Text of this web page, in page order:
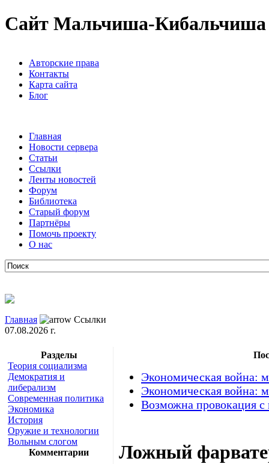
Сайт Мальчиша-Кибальчиша
Авторские права
Контакты
Карта сайта
Блог
Главная
Новости сервера
Статьи
Ссылки
Ленты новостей
Форум
Библиотека
Старый форум
Партнёры
Помочь проекту
О нас
Главная
Ссылки
07.08.2026 г.
Разделы
Теория социализма
Демократия и
либерализм
Современная политика
Экономика
История
Оружие и технологии
Вольным слогом
Комментарии
Экономическая война:
Экономическая война:
Возможна провокация
Ложный